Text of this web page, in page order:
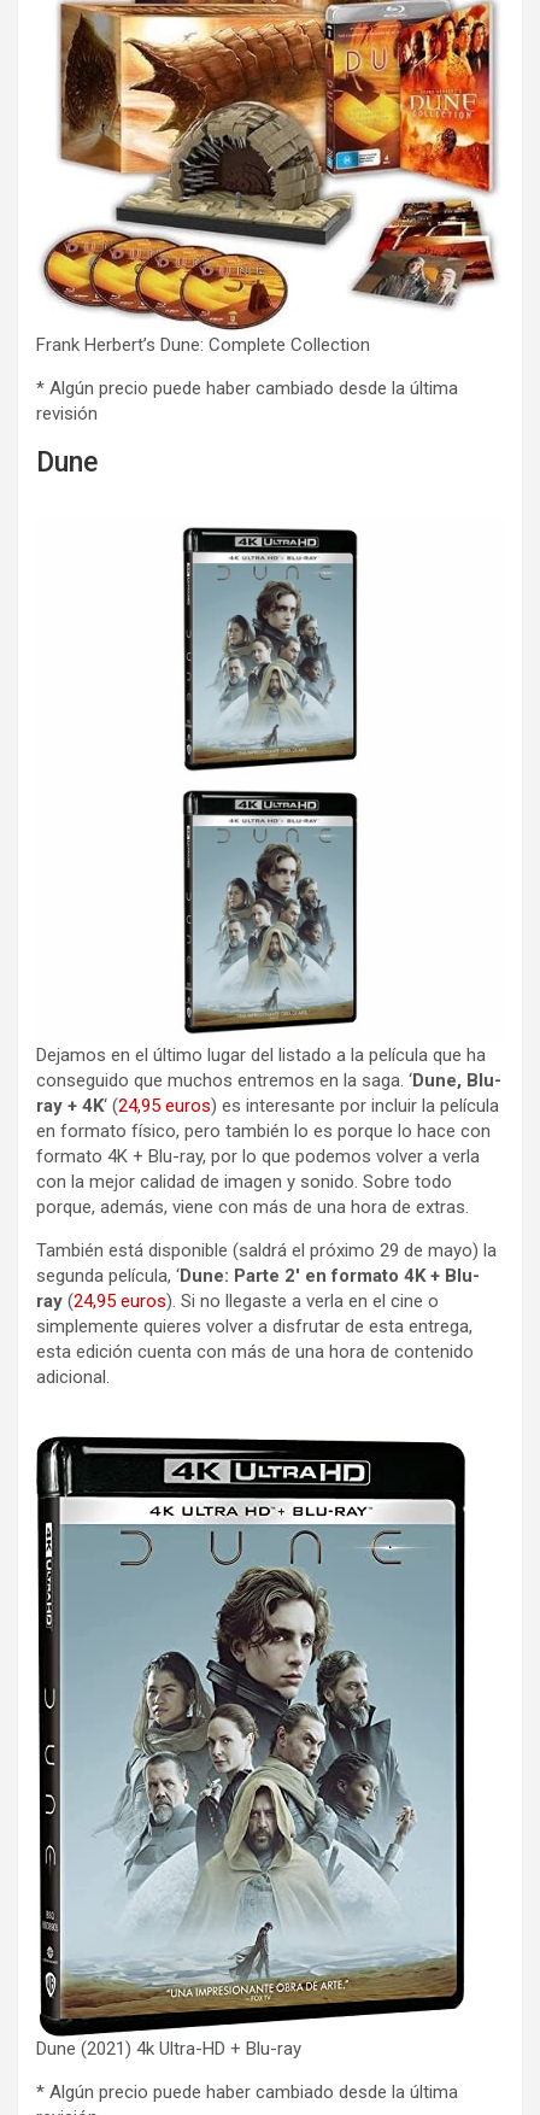
Frank Herbert’s Dune: Complete Collection
* Algún precio puede haber cambiado desde la última
revisión
Dune
Dejamos en el último lugar del listado a la película que ha
conseguido que muchos entremos en la saga. ‘Dune, Blu-
ray + 4K‘ (24,95 euros) es interesante por incluir la película
en formato físico, pero también lo es porque lo hace con
formato 4K + Blu-ray, por lo que podemos volver a verla
con la mejor calidad de imagen y sonido. Sobre todo
porque, además, viene con más de una hora de extras.
También está disponible (saldrá el próximo 29 de mayo) la
segunda película, ‘Dune: Parte 2′ en formato 4K + Blu-
ray (24,95 euros). Si no llegaste a verla en el cine o
simplemente quieres volver a disfrutar de esta entrega,
esta edición cuenta con más de una hora de contenido
adicional.
Dune (2021) 4k Ultra-HD + Blu-ray
* Algún precio puede haber cambiado desde la última